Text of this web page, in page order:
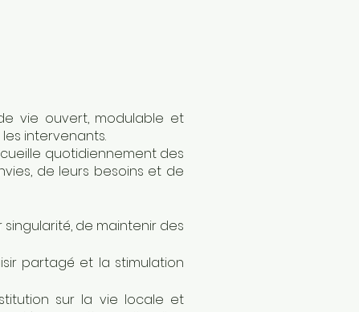
vie ouvert, modulable et
intervenants.
quotidiennement des
de leurs besoins et de
de maintenir des
partagé et la stimulation
sur la vie locale et